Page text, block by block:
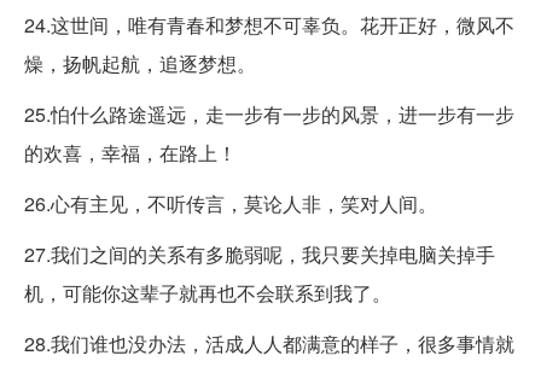
24.这世间，唯有青春和梦想不可辜负。花开正好，微风不
燥，扬帆起航，追逐梦想。
25.怕什么路途遥远，走一步有一步的风景，进一步有一步
的欢喜，幸福，在路上！
26.心有主见，不听传言，莫论人非，笑对人间。
27.我们之间的关系有多脆弱呢，我只要关掉电脑关掉手
机，可能你这辈子就再也不会联系到我了。
28.我们谁也没办法，活成人人都满意的样子，很多事情就